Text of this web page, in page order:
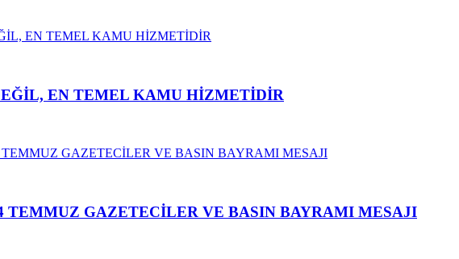
EN TEMEL KAMU HİZMETİDİR
TEMMUZ GAZETECİLER VE BASIN BAYRAMI MESAJI